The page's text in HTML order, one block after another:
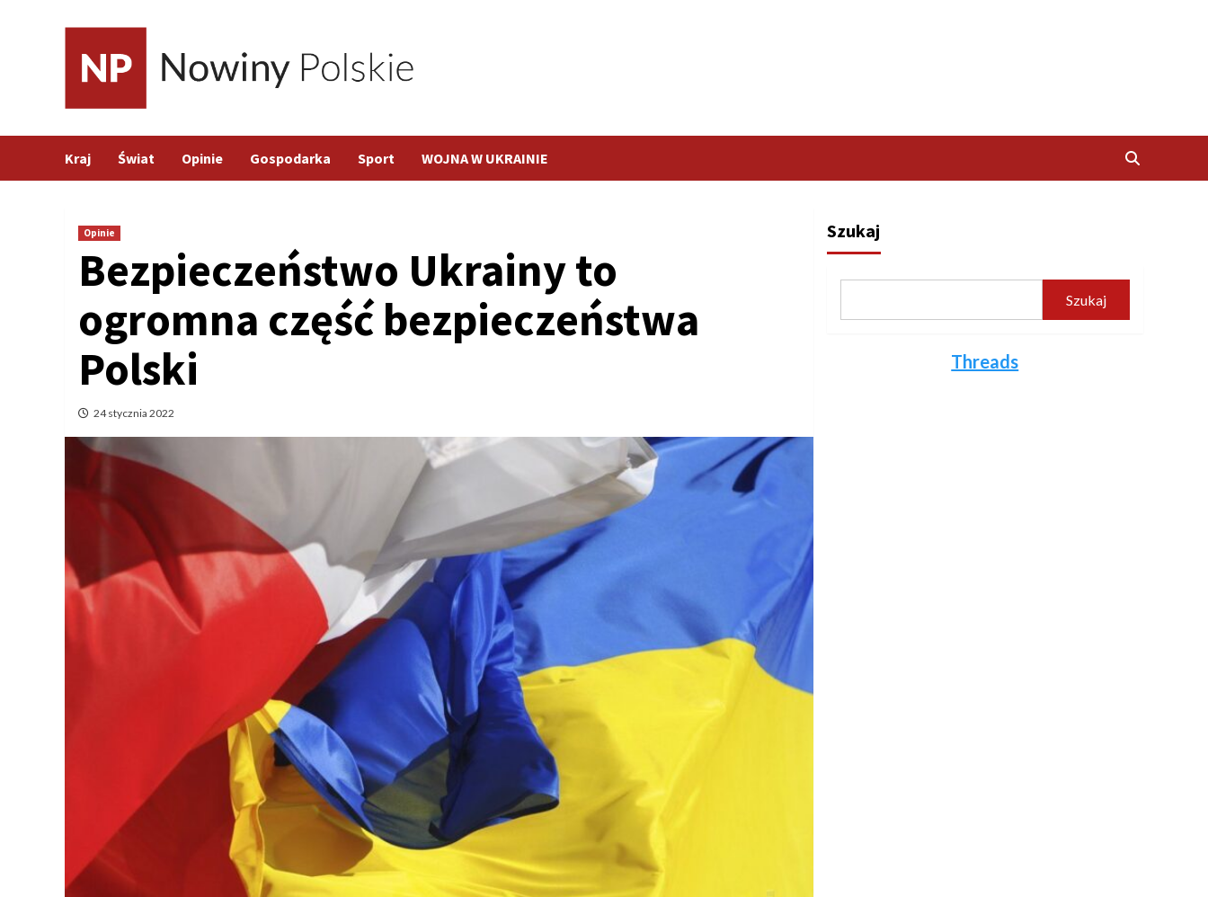
Kraj Świat Opinie Gospodarka Sport WOJNA W UKRAINIE
Opinie
Bezpieczeństwo Ukrainy to
ogromna część bezpieczeństwa
Polski
24 stycznia 2022
Szukaj
Szukaj
Threads